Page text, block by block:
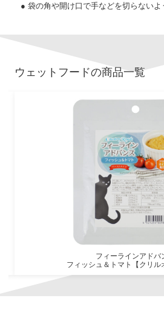
● 袋の角や開け口で手などを切らないよ
ウェットフードの商品一覧
フィーラインアドバ
フィッシュ＆トマト【クリル